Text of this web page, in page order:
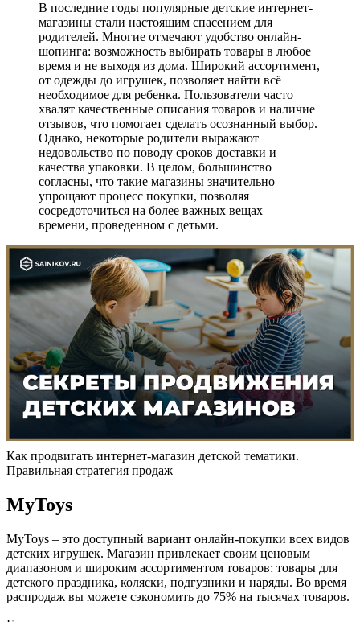
В последние годы популярные детские интернет-
магазины стали настоящим спасением для
родителей. Многие отмечают удобство онлайн-
шопинга: возможность выбирать товары в любое
время и не выходя из дома. Широкий ассортимент,
от одежды до игрушек, позволяет найти всё
необходимое для ребенка. Пользователи часто
хвалят качественные описания товаров и наличие
отзывов, что помогает сделать осознанный выбор.
Однако, некоторые родители выражают
недовольство по поводу сроков доставки и
качества упаковки. В целом, большинство
согласны, что такие магазины значительно
упрощают процесс покупки, позволяя
сосредоточиться на более важных вещах —
времени, проведенном с детьми.
Как продвигать интернет-магазин детской тематики.
Правильная стратегия продаж
MyToys
MyToys – это доступный вариант онлайн-покупки всех видов
детских игрушек. Магазин привлекает своим ценовым
диапазоном и широким ассортиментом товаров: товары для
детского праздника, коляски, подгузники и наряды. Во время
распродаж вы можете сэкономить до 75% на тысячах товаров.